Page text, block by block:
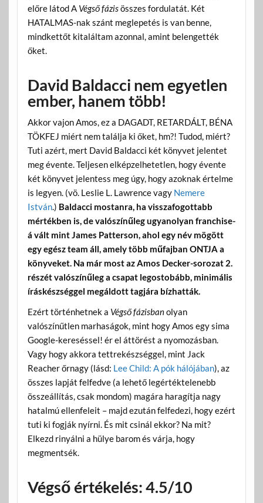
előre látod A Végső fázisösszes fordulatát. Két
HATALMAS-nak szánt meglepetés is van benne,
mindkettőt kitaláltam azonnal, amint belengették
őket.
David Baldacci nem egyetlen
ember, hanem több!
Akkor vajon Amos, ez a DAGADT, RETARDÁLT, BÉNA
TÖKFEJ miért nem találja ki őket, hm?! Tudod, miért?
Tuti azért, mert David Baldacci két könyvet jelentet
meg évente. Teljesen elképzelhetetlen, hogy évente
két könyvet jelentess meg úgy, hogy azoknak értelme
is legyen. (vö. Leslie L. Lawrence vagy Nemere
István.) Baldacci mostanra, ha visszafogottabb
mértékben is, de valószínűleg ugyanolyan franchise-
á vált mint James Patterson, ahol egy név mögött
egy egész team áll, amely több műfajban ONTJA a
könyveket. Na már most az Amos Decker-sorozat 2.
részét valószínűleg a csapat legostobább, minimális
íráskészséggel megáldott tagjára bízhatták.
Ezért történhetnek a Végső fázisbanolyan
valószínűtlen marhaságok, mint hogy Amos egy sima
Google-kereséssel! ér el áttörést a nyomozásban.
Vagy hogy akkora tettrekészséggel, mint Jack
Reacher őrnagy (lásd: Lee Child: A pók hálójában), az
összes lapját felfedve (a lehető legértéktelenebb
összeállítás, csak mondom) magára haragítja nagy
hatalmú ellenfeleit – majd ezután felfedezi, hogy ezért
tuti ki fogják nyírni. És mit csinál ekkor? Na mit?
Elkezd rinyálni a hülye barom és várja, hogy
megmentsék.
Végső értékelés: 4.5/10